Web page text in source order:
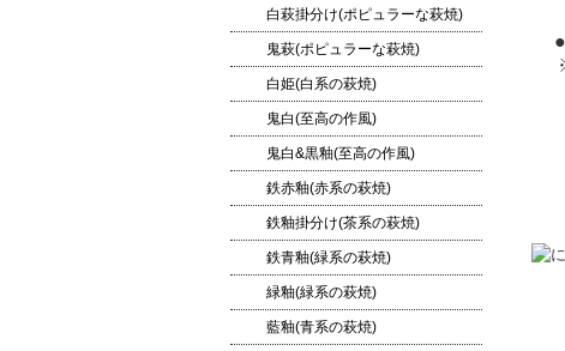
白萩掛分け(ポピュラーな萩焼)
鬼萩(ポピュラーな萩焼)
白姫(白系の萩焼)
鬼白(至高の作風)
鬼白&黒釉(至高の作風)
鉄赤釉(赤系の萩焼)
鉄釉掛分け(茶系の萩焼)
鉄青釉(緑系の萩焼)
緑釉(緑系の萩焼)
藍釉(青系の萩焼)